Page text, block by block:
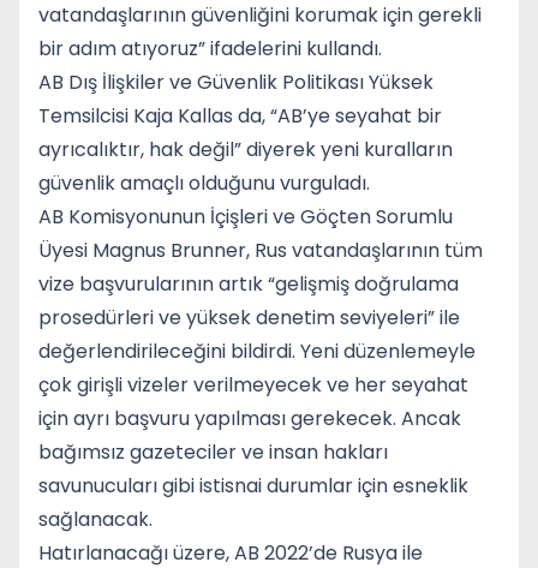
vatandaşlarının güvenliğini korumak için gerekli
bir adım atıyoruz” ifadelerini kullandı.
AB Dış İlişkiler ve Güvenlik Politikası Yüksek
Temsilcisi Kaja Kallas da, “AB’ye seyahat bir
ayrıcalıktır, hak değil” diyerek yeni kuralların
güvenlik amaçlı olduğunu vurguladı.
AB Komisyonunun İçişleri ve Göçten Sorumlu
Üyesi Magnus Brunner, Rus vatandaşlarının tüm
vize başvurularının artık “gelişmiş doğrulama
prosedürleri ve yüksek denetim seviyeleri” ile
değerlendirileceğini bildirdi. Yeni düzenlemeyle
çok girişli vizeler verilmeyecek ve her seyahat
için ayrı başvuru yapılması gerekecek. Ancak
bağımsız gazeteciler ve insan hakları
savunucuları gibi istisnai durumlar için esneklik
sağlanacak.
Hatırlanacağı üzere, AB 2022’de Rusya ile